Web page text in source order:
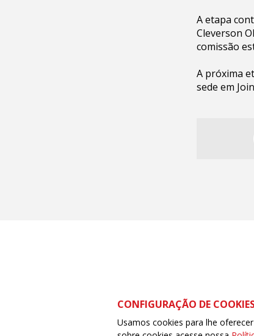
A etapa
Cleverson
comissão
A próxima
sede em
Rua Visconde de Ouro Preto – 413 –
CONFIGURAÇÃO DE
Usamos cookies para lhe